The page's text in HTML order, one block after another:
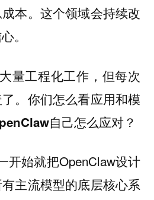
本。这个领域会持续改
。
量工程化工作，但每次
。你们怎么看应用和模
自己怎么应对？
开始就把OpenClaw设计
主流模型的底层核心系